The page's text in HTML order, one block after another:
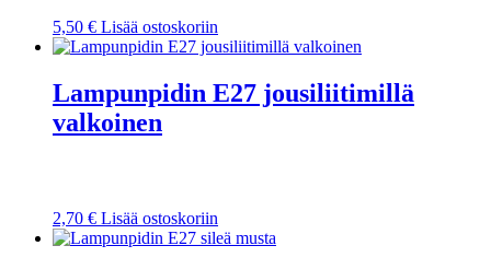
5,50 € Lisää ostoskoriin
Lampunpidin E27 jousiliitimillä
valkoinen
2,70 € Lisää ostoskoriin